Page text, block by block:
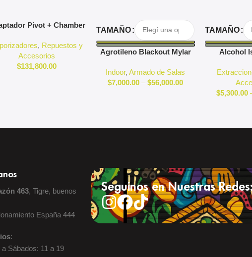
Al Carrito
Pivot + Chamber
, Repuestos y
Accesorios
$131,800.00
Seleccionar Opciones
TAMAÑO
Agrotileno Blackout Mylar
Indoor,Armado de Salas
$7,000.00 – $56,000.00
Seleccionar
TAMAÑO
Alcohol
$5,300.00
463, Tigre, buenos
España 444
:
a Sábados: 11 a 19
Seguinos en Nuestras